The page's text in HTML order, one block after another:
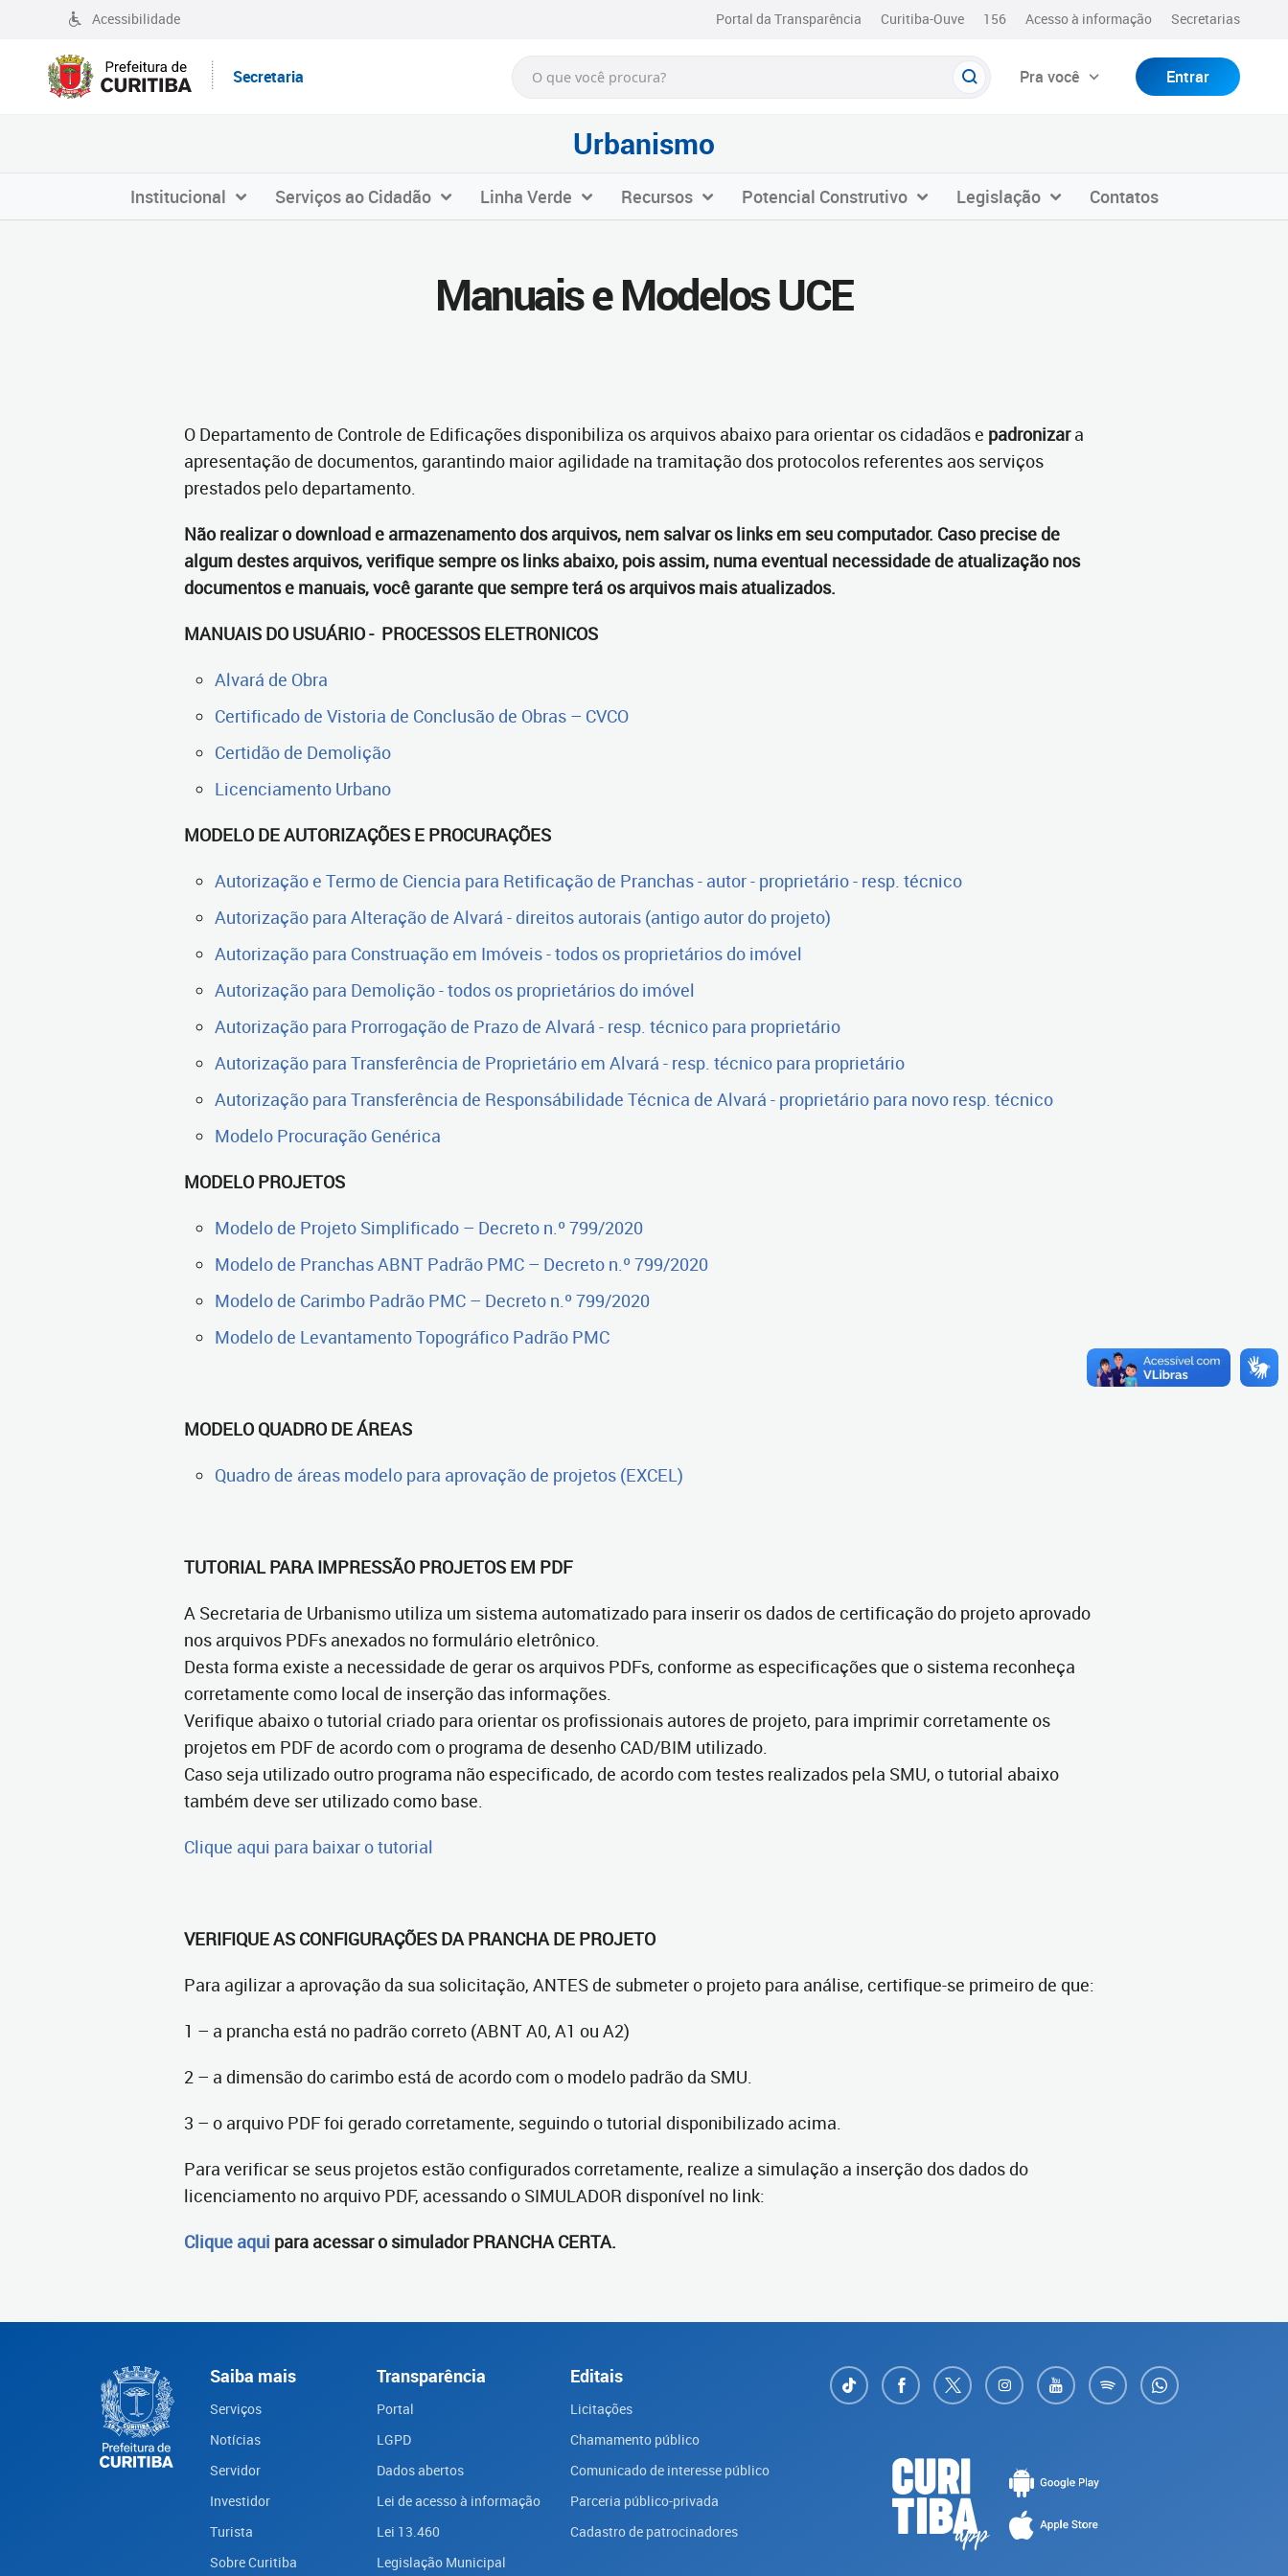
Acessibilidade Portal da Transparência Curitiba-Ouve 156 Acesso à informação Secretarias
Secretaria Pra você Entrar
Urbanismo
Institucional Serviços ao Cidadão Linha Verde Recursos Potencial Construtivo Legislação Contatos
Manuais e Modelos UCE
O Departamento de Controle de Edificações disponibiliza os arquivos abaixo para orientar os cidadãos e padronizara
apresentação de documentos, garantindo maior agilidade na tramitação dos protocolos referentes aos serviços
prestados pelo departamento.
Não realizar o download e armazenamento dos arquivos, nem salvar os links em seu computador. Caso precise de
algum destes arquivos, verifique sempre os links abaixo, pois assim, numa eventual necessidade de atualização nos
documentos e manuais, você garante que sempre terá os arquivos mais atualizados.
MANUAIS DO USUÁRIO - PROCESSOS ELETRONICOS
Alvará de Obra
Certificado de Vistoria de Conclusão de Obras – CVCO
Certidão de Demolição
Licenciamento Urbano
MODELO DE AUTORIZAÇÕES E PROCURAÇÕES
Autorização e Termo de Ciencia para Retificação de Pranchas - autor - proprietário - resp. técnico
Autorização para Alteração de Alvará - direitos autorais (antigo autor do projeto)
Autorização para Construação em Imóveis - todos os proprietários do imóvel
Autorização para Demolição - todos os proprietários do imóvel
Autorização para Prorrogação de Prazo de Alvará - resp. técnico para proprietário
Autorização para Transferência de Proprietário em Alvará - resp. técnico para proprietário
Autorização para Transferência de Responsábilidade Técnica de Alvará - proprietário para novo resp. técnico
Modelo Procuração Genérica
MODELO PROJETOS
Modelo de Projeto Simplificado – Decreto n.º 799/2020
Modelo de Pranchas ABNT Padrão PMC – Decreto n.º 799/2020
Modelo de Carimbo Padrão PMC – Decreto n.º 799/2020
Modelo de Levantamento Topográfico Padrão PMC
MODELO QUADRO DE ÁREAS
Quadro de áreas modelo para aprovação de projetos (EXCEL)
TUTORIAL PARA IMPRESSÃO PROJETOS EM PDF
A Secretaria de Urbanismo utiliza um sistema automatizado para inserir os dados de certificação do projeto aprovado
nos arquivos PDFs anexados no formulário eletrônico.
Desta forma existe a necessidade de gerar os arquivos PDFs, conforme as especificações que o sistema reconheça
corretamente como local de inserção das informações.
Verifique abaixo o tutorial criado para orientar os profissionais autores de projeto, para imprimir corretamente os
projetos em PDF de acordo com o programa de desenho CAD/BIM utilizado.
Caso seja utilizado outro programa não especificado, de acordo com testes realizados pela SMU, o tutorial abaixo
também deve ser utilizado como base.
Clique aqui para baixar o tutorial
VERIFIQUE AS CONFIGURAÇÕES DA PRANCHA DE PROJETO
Para agilizar a aprovação da sua solicitação, ANTES de submeter o projeto para análise, certifique-se primeiro de que:
1 – a prancha está no padrão correto (ABNT A0, A1 ou A2)
2 – a dimensão do carimbo está de acordo com o modelo padrão da SMU.
3 – o arquivo PDF foi gerado corretamente, seguindo o tutorial disponibilizado acima.
Para verificar se seus projetos estão configurados corretamente, realize a simulação a inserção dos dados do
licenciamento no arquivo PDF, acessando o SIMULADOR disponível no link:
Clique aqui para acessar o simulador PRANCHA CERTA.
Saiba mais
Serviços
Notícias
Servidor
Investidor
Turista
Sobre Curitiba
Transparência
Portal
LGPD
Dados abertos
Lei de acesso à informação
Lei 13.460
Legislação Municipal
Editais
Licitações
Chamamento público
Comunicado de interesse público
Parceria público-privada
Cadastro de patrocinadores